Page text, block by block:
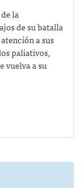
la
de su batalla
a sus
paliativos,
vuelva a su